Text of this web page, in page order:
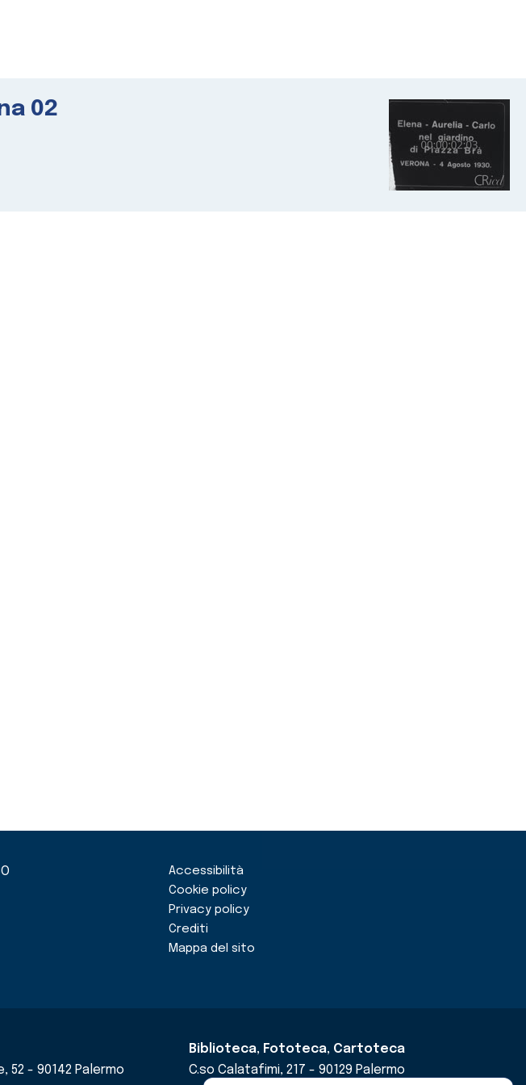
02
Accessibilità
Cookie policy
Privacy policy
Crediti
Mappa del sito
52 - 90142 Palermo
Biblioteca, Fototeca, Cartoteca
C.so Calatafimi, 217 - 90129 Palermo